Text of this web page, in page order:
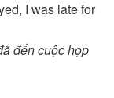
I was late for
đến cuộc họp